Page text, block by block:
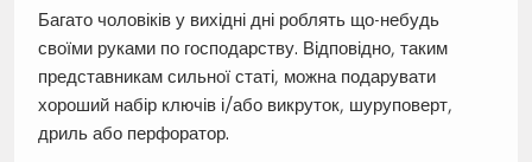
Багато чоловіків у вихідні дні роблять що-небудь
своїми руками по господарству. Відповідно, таким
представникам сильної статі, можна подарувати
хороший набір ключів і/або викруток, шуруповерт,
дриль або перфоратор.